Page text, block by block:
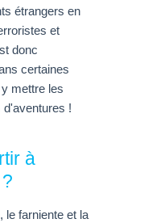
étrangers en
et
donc
certaines
mettre les
d'aventures !
à
le farniente et la